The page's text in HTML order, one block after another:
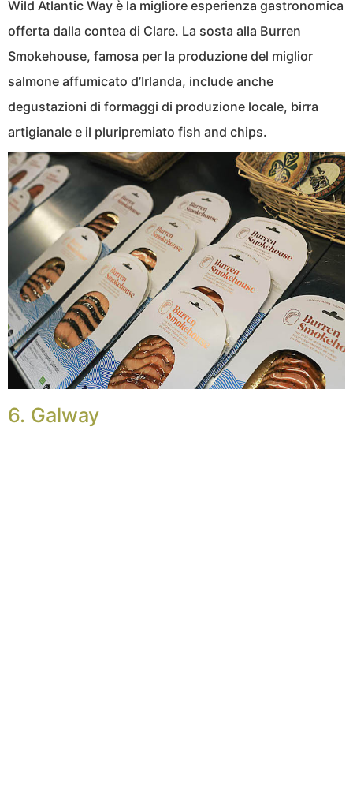
Wild Atlantic Way è la migliore esperienza gastronomica
offerta dalla contea di Clare. La sosta alla Burren
Smokehouse, famosa per la produzione del miglior
salmone affumicato d’Irlanda, include anche
degustazioni di formaggi di produzione locale, birra
artigianale e il pluripremiato fish and chips.
6. Galway